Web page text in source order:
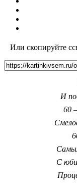
Или скопируйте
И
60
С